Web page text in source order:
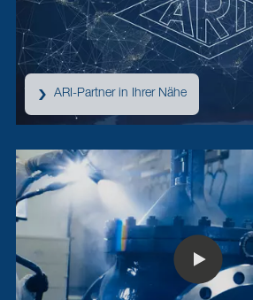
ARI-Partner in Ihrer Nähe